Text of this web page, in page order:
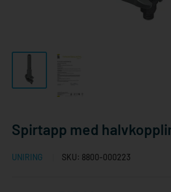
Spirtapp med
UNIRING SKU: 8800-000223